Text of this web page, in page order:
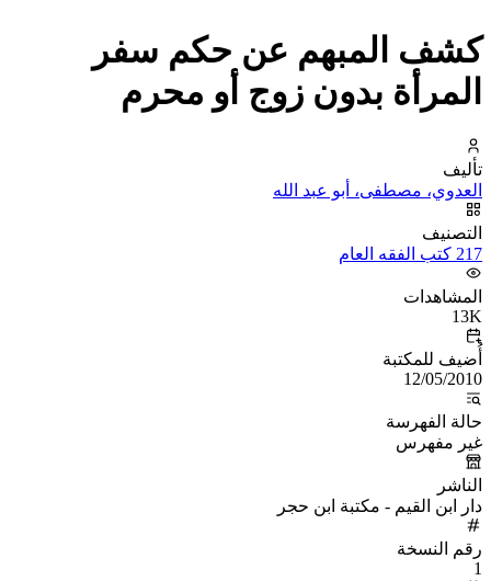
كشف المبهم عن حكم سفر
المرأة بدون زوج أو محرم
تأليف
العدوي، مصطفى، أبو عبد الله
التصنيف
217 كتب الفقه العام
المشاهدات
13K
أُضيف للمكتبة
12/05/2010
حالة الفهرسة
غير مفهرس
الناشر
دار ابن القيم - مكتبة ابن حجر
رقم النسخة
1